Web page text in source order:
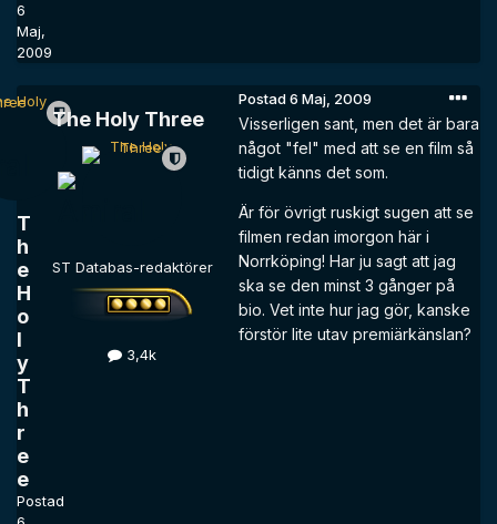
6
Maj,
2009
T
h
e
H
o
l
y
T
h
r
e
e
Postad
The Holy Three
ST Databas-redaktörer
3,4k
Postad6 Maj, 2009
Visserligen sant, men det är bara
något "fel" med att se en film så
tidigt känns det som.
Är för övrigt ruskigt sugen att se
filmen redan imorgon här i
Norrköping! Har ju sagt att jag
ska se den minst 3 gånger på
bio. Vet inte hur jag gör, kanske
förstör lite utav premiärkänslan?